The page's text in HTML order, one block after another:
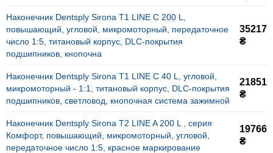
Наконечник Dentsply Sirona T1 LINE C 200 L,
повышающий, угловой, микромоторный, передаточное
число 1:5, титановый корпус, DLC-покрытия
подшипников, кнопочна
35217
₴
Наконечник Dentsply Sirona T1 LINE C 40 L, угловой,
микромоторный - 1:1, титановый корпус, DLC-покрытия
подшипников, светловод, кнопочная система зажимной
21851
₴
Наконечник Dentsply Sirona T2 LINE A 200 L , серия
Комфорт, повышающий, микромоторный, угловой,
передаточное число 1:5, красное маркирование
19766
₴